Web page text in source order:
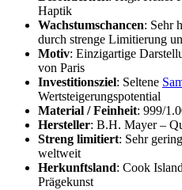
Haptik
Wachstumschancen: Sehr
durch strenge Limitierung
Motiv: Einzigartige
von Paris
Investitionsziel: Seltene
Wertsteigerungspotential
Material / Feinheit: 999/
Hersteller: B.H. Mayer –
Streng limitiert: Sehr
weltweit
Herkunftsland: Cook
Prägekunst